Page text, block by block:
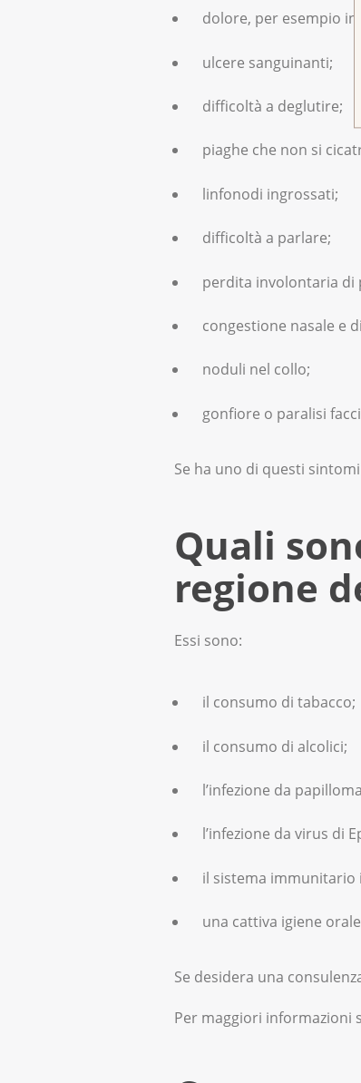
dolore, per esempio in
ulcere sanguinanti;
difficoltà a deglutire;
piaghe che non si
linfonodi ingrossati;
difficoltà a parlare;
perdita involontaria di
congestione nasale e
noduli nel collo;
gonfiore o paralisi
Se ha uno di questi
Quali
regione
Essi sono:
il consumo di tabacco;
il consumo di alcolici;
l’infezione da
l’infezione da virus di
il sistema immunitario
una cattiva igiene
Se desidera una
Per maggiori informazioni